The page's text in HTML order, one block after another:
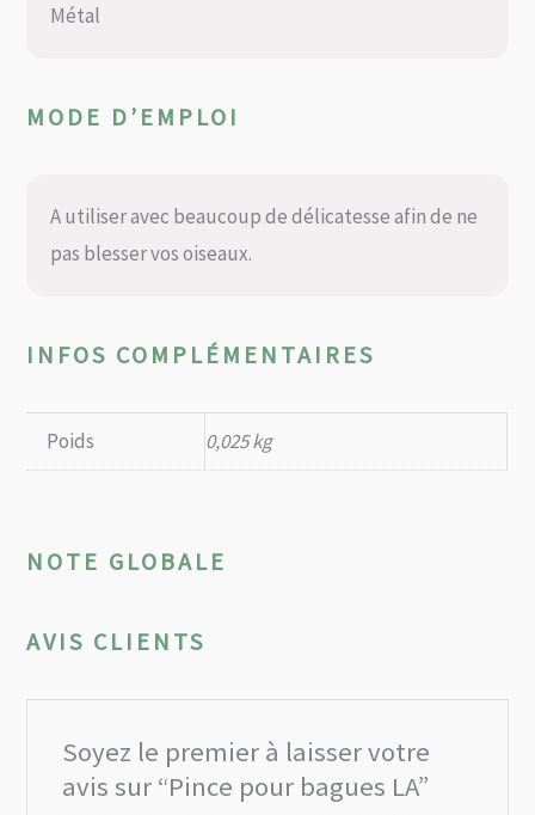
Métal
MODE D’EMPLOI
A utiliser avec beaucoup de délicatesse afin de ne
pas blesser vos oiseaux.
INFOS COMPLÉMENTAIRES
Poids 0,025 kg
NOTE GLOBALE
AVIS CLIENTS
Soyez le premier à laisser votre
avis sur “Pince pour bagues LA”